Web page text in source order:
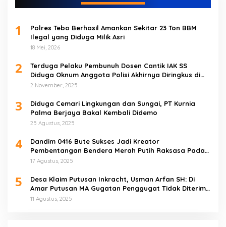
1
Polres Tebo Berhasil Amankan Sekitar 23 Ton BBM
Ilegal yang Diduga Milik Asri
18 Mei, 2026
2
Terduga Pelaku Pembunuh Dosen Cantik IAK SS
Diduga Oknum Anggota Polisi Akhirnya Diringkus di
Tebo Tengah
2 November, 2025
3
Diduga Cemari Lingkungan dan Sungai, PT Kurnia
Palma Berjaya Bakal Kembali Didemo
25 Agustus, 2025
4
Dandim 0416 Bute Sukses Jadi Kreator
Pembentangan Bendera Merah Putih Raksasa Pada
Peringatan HUT RI ke 80 di Tebo
17 Agustus, 2025
5
Desa Klaim Putusan Inkracht, Usman Arfan SH: Di
Amar Putusan MA Gugatan Penggugat Tidak Diterima
(NO)
11 Agustus, 2025